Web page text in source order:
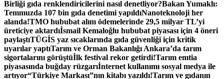
Birliği gıda renklendiricilerini nasıl denetliyor?Bakan Yumaklı:
Temmuzda 107 bin gıda denetimi yapıldıNanoteknoloji her
alanda!TMO hububat alım ödemelerinde 29,5 milyar TL’yi
üreticiye aktardıİsmail Kemaloğlu hububat piyasası için 4 öneri
paylaştıTÜGİS yaz sıcaklarında gıda güvenliği için kritik
uyarılar yaptıTarım ve Orman Bakanlığı Ankara’da tarım
sigortalarını görüştüİlk festival rekor getirdi!Tarım emtia
piyasasında buğday rüzgarıİnternet kullanımı sosyal medya ile
artıyor“Türkiye Markası”nın kitabı yazıldı!Tarım ve gıdanın